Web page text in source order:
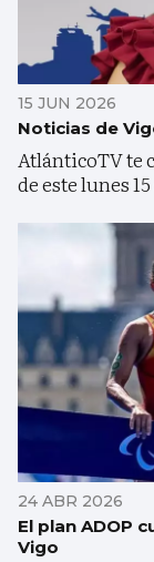
15 JUN 2026
Noticias de
AtlánticoTV te
de este lunes
24 ABR 2026
El plan ADOP
Vigo